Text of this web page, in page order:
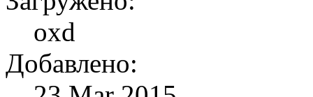
oxd
Добавлено: